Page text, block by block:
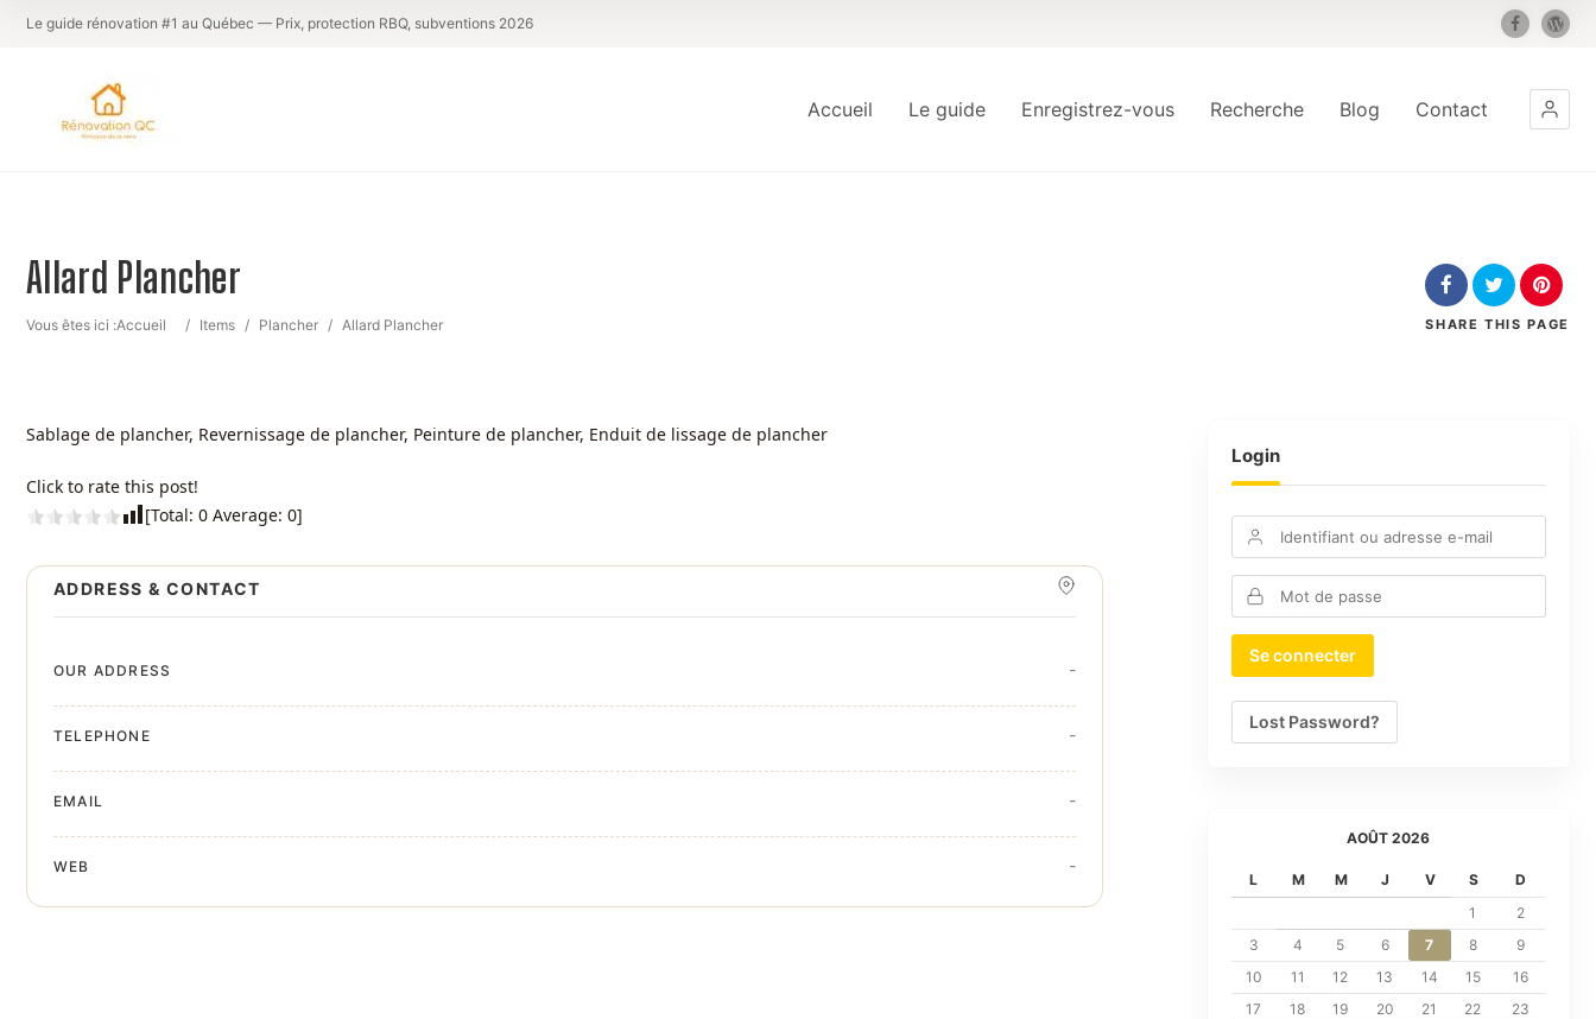
Le guide rénovation #1 au Québec — Prix, protection RBQ, subventions 2026
Accueil Le guide Enregistrez-vous Recherche Blog Contact
Allard Plancher
Vous êtes ici :Accueil / Items / Plancher / Allard Plancher SHARE THIS PAGE
Sablage de plancher, Revernissage de plancher, Peinture de plancher, Enduit de lissage de plancher
Click to rate this post!
[Total: 0 Average: 0]
ADDRESS & CONTACT
OUR ADDRESS -
TELEPHONE -
EMAIL -
WEB -
Login
Lost Password?
AOÛT 2026
L M M J V S
D
1
2
3
4 5 6 7 8
9
10
11 12 13 14 15
16
17
18 19 20 21 22
23